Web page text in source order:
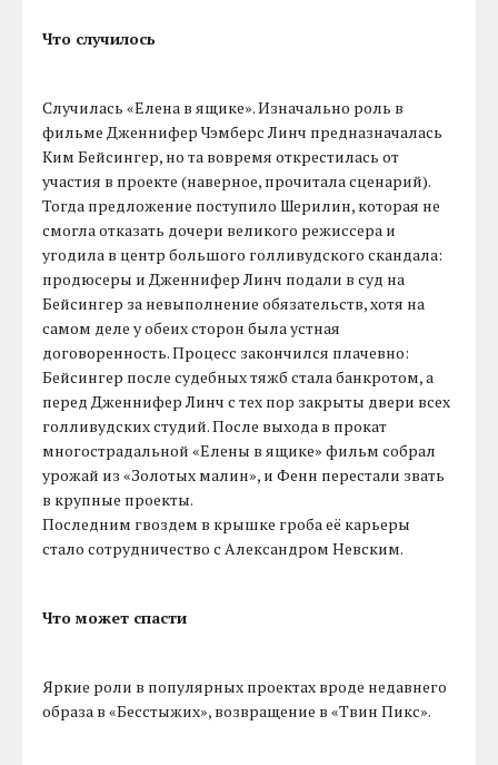
Что случилось
Случилась «Елена в ящике». Изначально роль в
фильме Дженнифер Чэмберс Линч предназначалась
Ким Бейсингер, но та вовремя открестилась от
участия в проекте (наверное, прочитала сценарий).
Тогда предложение поступило Шерилин, которая не
смогла отказать дочери великого режиссера и
угодила в центр большого голливудского скандала:
продюсеры и Дженнифер Линч подали в суд на
Бейсингер за невыполнение обязательств, хотя на
самом деле у обеих сторон была устная
договоренность. Процесс закончился плачевно:
Бейсингер после судебных тяжб стала банкротом, а
перед Дженнифер Линч с тех пор закрыты двери всех
голливудских студий. После выхода в прокат
многострадальной «Елены в ящике» фильм собрал
урожай из «Золотых малин», и Фенн перестали звать
в крупные проекты.
Последним гвоздем в крышке гроба её карьеры
стало сотрудничество с Александром Невским.
Что может спасти
Яркие роли в популярных проектах вроде недавнего
образа в «Бесстыжих», возвращение в «Твин Пикс».